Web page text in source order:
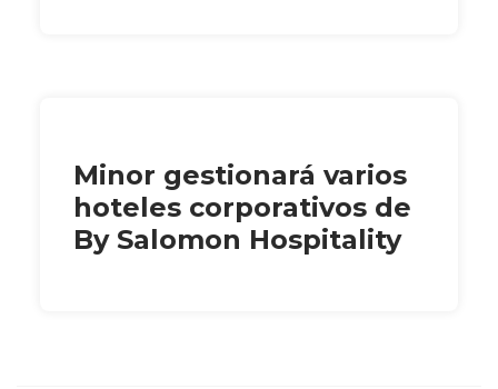
Minor gestionará varios
hoteles corporativos de
By Salomon Hospitality